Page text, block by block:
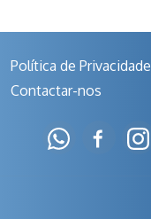
Política de Privacidade
Contactar-nos